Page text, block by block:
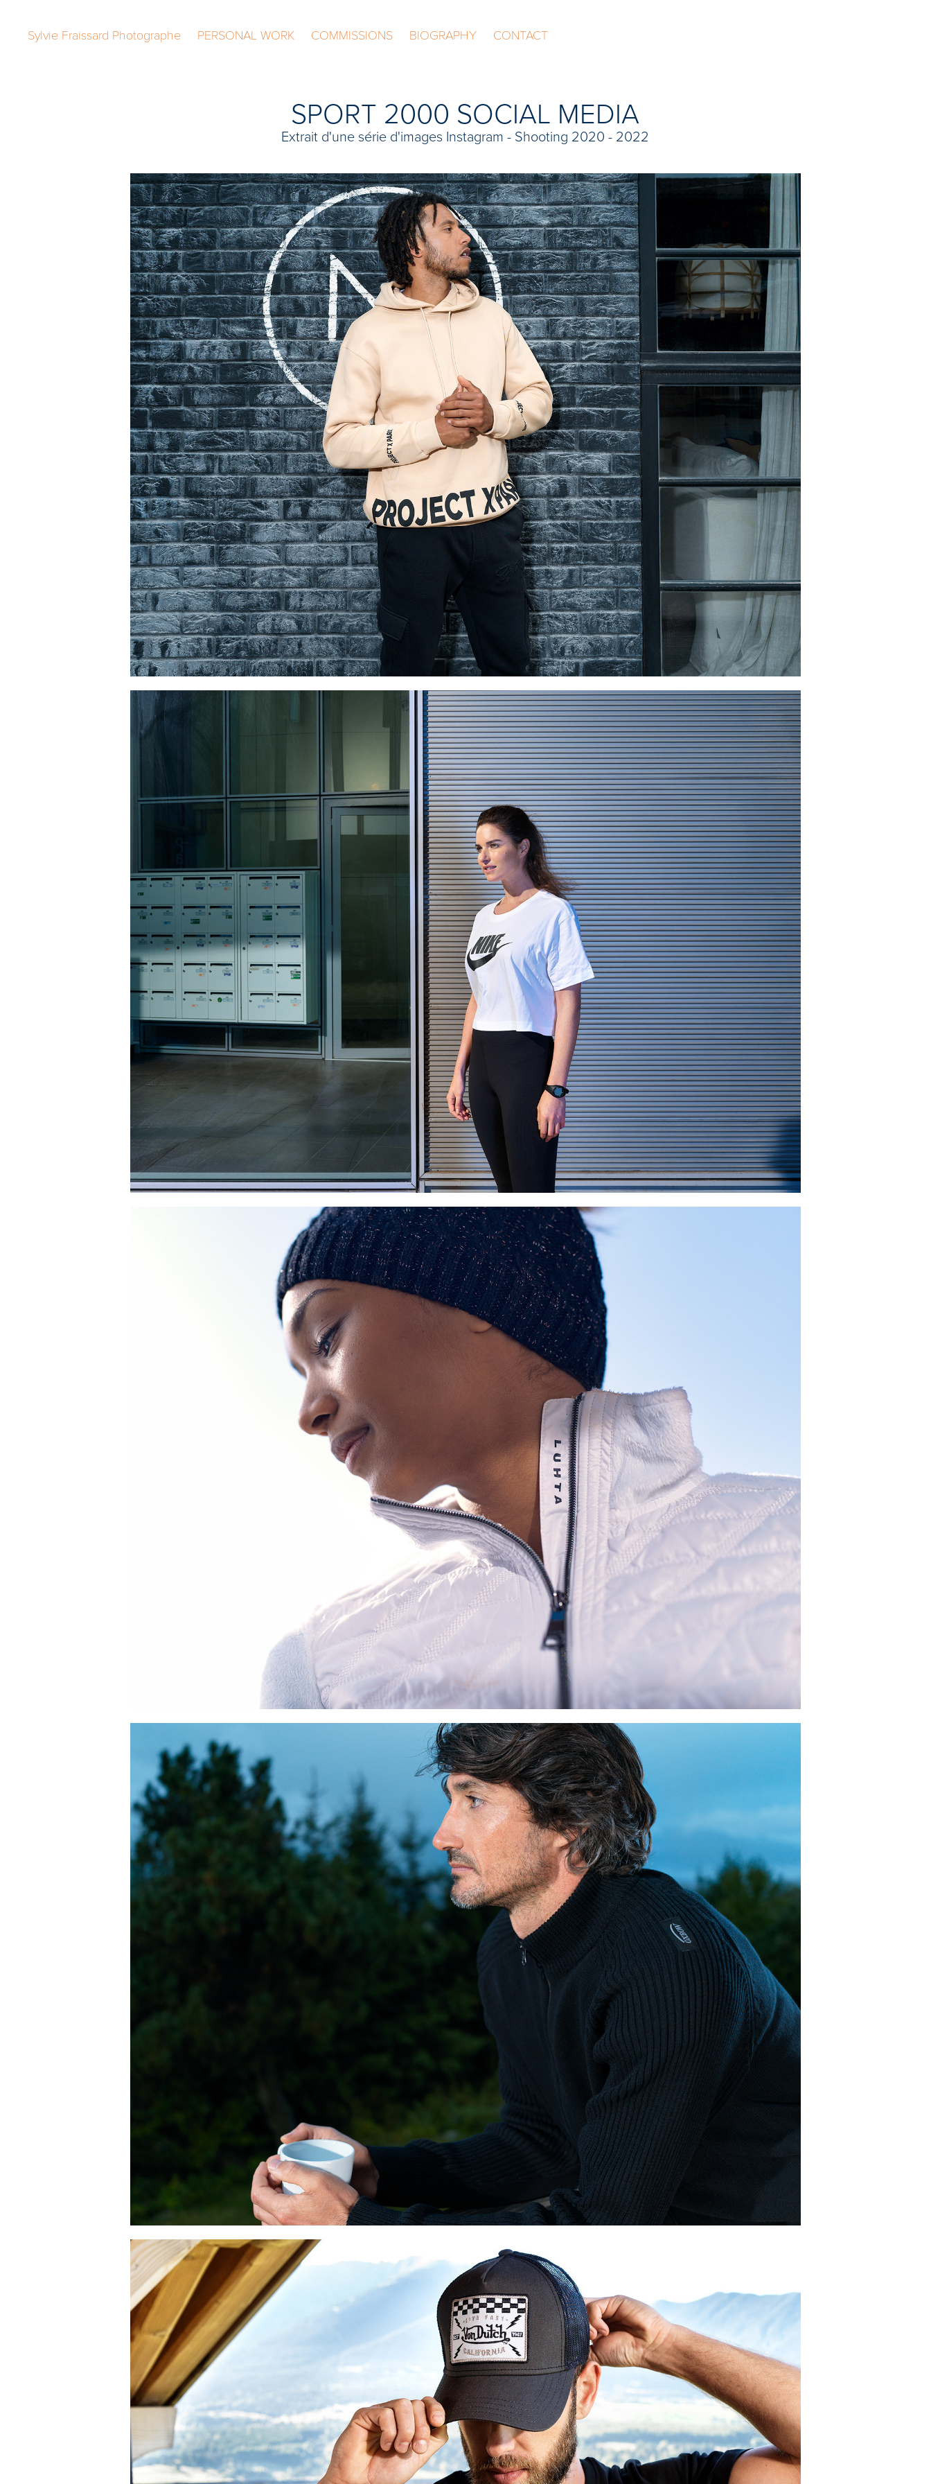
Sylvie Fraissard Photographe PERSONAL WORK COMMISSIONS BIOGRAPHY CONTACT
SPORT 2000 SOCIAL MEDIA
Extrait d'une série d'images Instagram - Shooting 2020 - 2022